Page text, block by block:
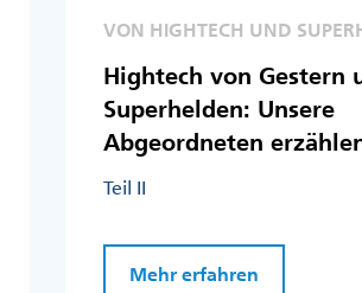
VON HIGHTECH UND
Hightech von Gestern
Superhelden: Unsere
Abgeordneten
Teil II
Mehr erfahren